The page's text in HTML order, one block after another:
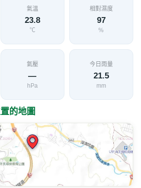
氣溫
23.8
℃
相對濕度
97
%
氣壓
—
hPa
今日雨量
21.5
mm
的地圖